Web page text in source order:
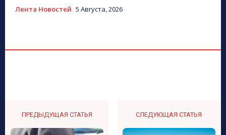
Лента Новостей 5 Августа, 2026
ПРЕДЫДУЩАЯ СТАТЬЯ СЛЕДУЮЩАЯ СТАТЬЯ